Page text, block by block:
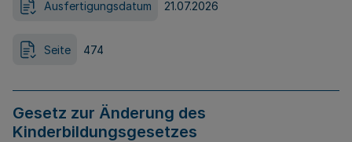
Ausfertigungsdatum 21.07.2026
Seite 474
Gesetz zur Änderung des
Kinderbildungsgesetzes